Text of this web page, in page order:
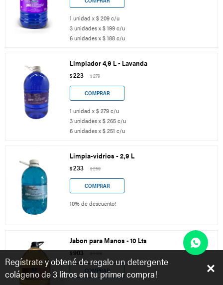
1 unidad x $ 209 c/u
3 unidades x $ 199 c/u
6 unidades x $ 188 c/u
Limpiador 4,9 L - Lavanda
$223 $279
1 unidad x $ 279 c/u
3 unidades x $ 265 c/u
6 unidades x $ 251 c/u
Limpia-vidrios - 2,9 L
$233 $259
10% de descuento!
Jabon para Manos - 10 Lts
$903
Regístrate y obtené de regalo un detergente
colágeno de 3 litros en tu primer compra!